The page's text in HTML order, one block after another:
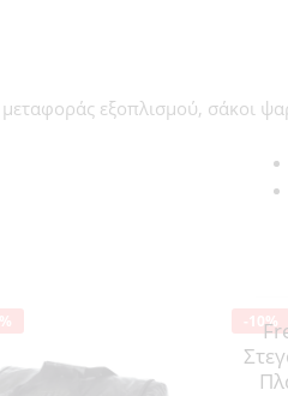
εξοπλισμού, σάκοι
-10%